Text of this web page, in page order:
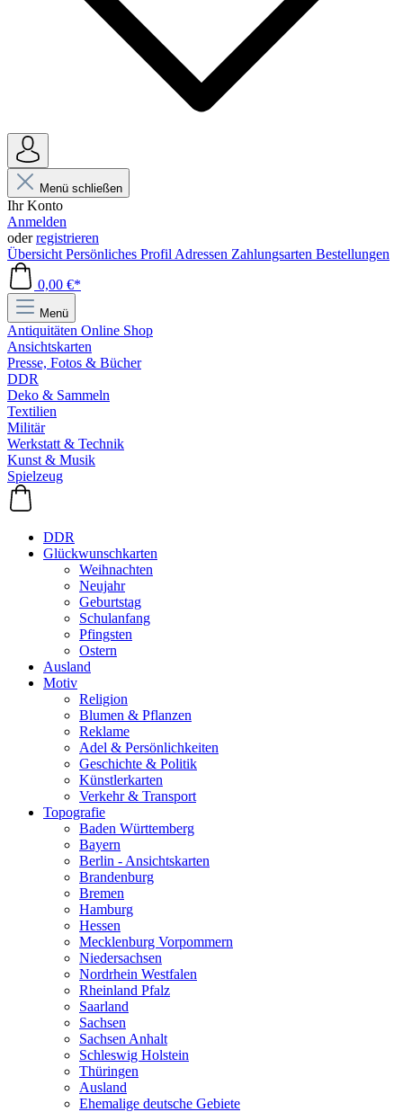
Menü schließen
Ihr Konto
Anmelden
oderregistrieren
Übersicht Persönliches Profil Adressen Zahlungsarten Bestellungen
0,00 €*
Menü
Antiquitäten Online Shop
Ansichtskarten
Presse, Fotos & Bücher
DDR
Deko & Sammeln
Textilien
Militär
Werkstatt & Technik
Kunst & Musik
Spielzeug
DDR
Glückwunschkarten
Weihnachten
Neujahr
Geburtstag
Schulanfang
Pfingsten
Ostern
Ausland
Motiv
Religion
Blumen & Pflanzen
Reklame
Adel & Persönlichkeiten
Geschichte & Politik
Künstlerkarten
Verkehr & Transport
Topografie
Baden Württemberg
Bayern
Berlin - Ansichtskarten
Brandenburg
Bremen
Hamburg
Hessen
Mecklenburg Vorpommern
Niedersachsen
Nordrhein Westfalen
Rheinland Pfalz
Saarland
Sachsen
Sachsen Anhalt
Schleswig Holstein
Thüringen
Ausland
Ehemalige deutsche Gebiete